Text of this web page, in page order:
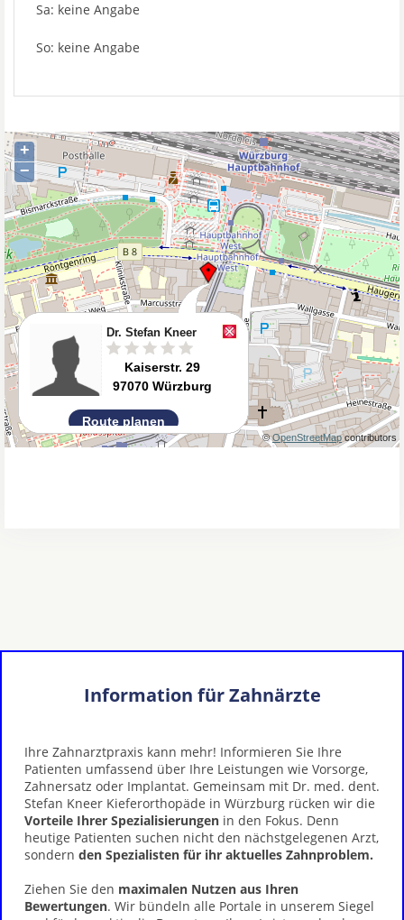
Sa: keine Angabe
So: keine Angabe
Information für Zahnärzte
Ihre Zahnarztpraxis kann mehr! Informieren Sie Ihre
Patienten umfassend über Ihre Leistungen wie Vorsorge,
Zahnersatz oder Implantat. Gemeinsam mit Dr. med. dent.
Stefan Kneer Kieferorthopäde in Würzburg rücken wir die
Vorteile Ihrer Spezialisierungen in den Fokus. Denn
heutige Patienten suchen nicht den nächstgelegenen Arzt,
sondern den Spezialisten für ihr aktuelles Zahnproblem.
Ziehen Sie den maximalen Nutzen aus Ihren
Bewertungen. Wir bündeln alle Portale in unserem Siegel